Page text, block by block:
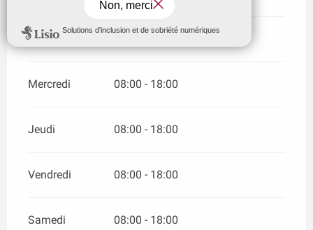
Mardi
Mercredi 08:00 - 18:00
Jeudi 08:00 - 18:00
Vendredi 08:00 - 18:00
Samedi 08:00 - 18:00